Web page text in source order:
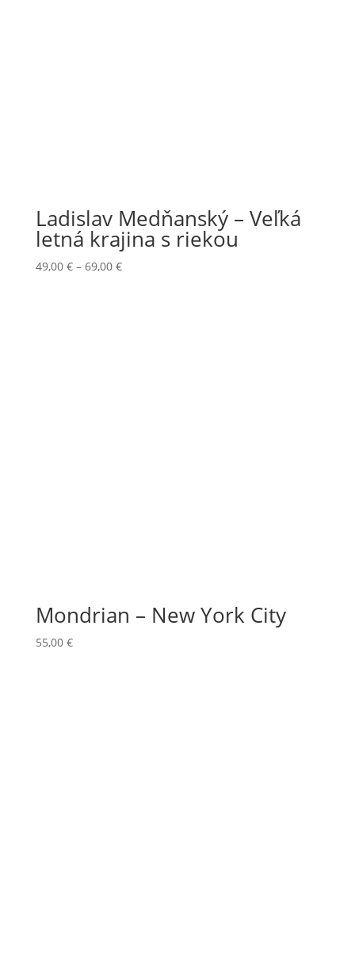
Ladislav Medňanský – Veľká
letná krajina s riekou
49,00 € – 69,00 €Price
Mondrian – New York City
55,00 €